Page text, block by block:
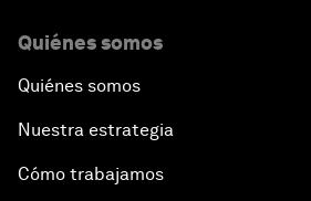
Quiénes somos
Quiénes somos
Nuestra estrategia
Cómo trabajamos